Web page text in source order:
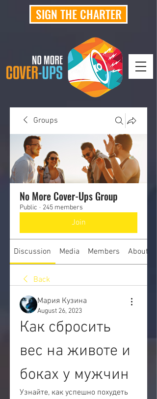
SIGN THE CHARTER
Groups
No More Cover-Ups Group
Public · 245 members
Join
Discussion Media Members About
Back
Мария Кузина
August 26, 2023
Как сбросить
вес на животе и
боках у мужчин
Узнайте, как успешно похудеть